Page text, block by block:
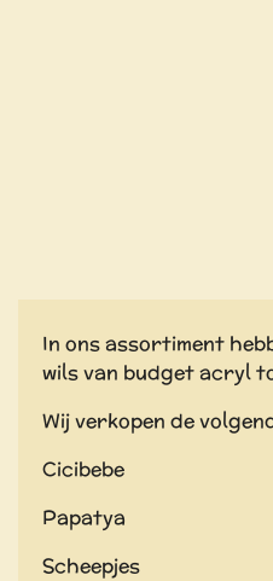
In ons assortiment
wils van budget acryl
Wij verkopen de
Cicibebe
Papatya
Scheepjes